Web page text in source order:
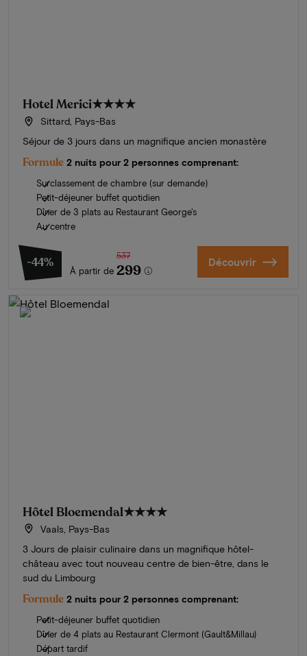
Hotel Merici★★★★
Sittard, Pays-Bas
Séjour de 3 jours dans un magnifique ancien monastère
Formule 2 nuits pour 2 personnes comprenant:
Surclassement de chambre (sur demande)
Petit-déjeuner buffet quotidien
Dîner de 3 plats au Restaurant George's
Au centre
-44%
À partir de
537
299 Découvrir
Hôtel Bloemendal★★★★
Vaals, Pays-Bas
3 Jours de plaisir culinaire dans un magnifique hôtel-
château avec tout nouveau centre de bien-être, dans le
sud du Limbourg
Formule 2 nuits pour 2 personnes comprenant:
Petit-déjeuner buffet quotidien
Dîner de 4 plats au Restaurant Clermont (Gault&Millau)
Départ tardif